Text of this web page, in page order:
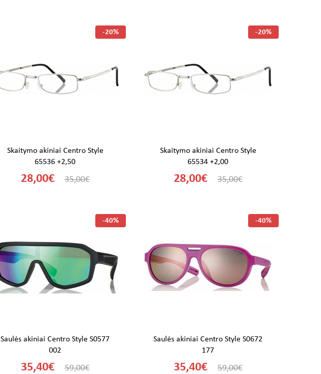
-20%
Skaitymo akiniai Centro Style
65536 +2,50
28,00€ 35,00€
-20%
Skaitymo akiniai Centro Style
65534 +2,00
28,00€ 35,00€
-40%
Saulės akiniai Centro Style S0577
002
35,40€ 59,00€
-40%
Saulės akiniai Centro Style S0672
177
35,40€ 59,00€